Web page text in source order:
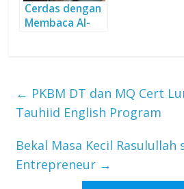
Cerdas dengan
Membaca Al-
← PKBM DT dan MQ Cert
Tauhiid English Program
Bekal Masa Kecil Rasulullah
Entrepreneur →